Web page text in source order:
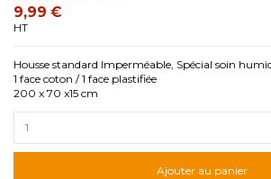
9,99 €
HT
Housse standard Imperméable, Spécial soin
1 face coton / 1 face plastifiée
200 x 70 x15 cm
Ajouter au panier